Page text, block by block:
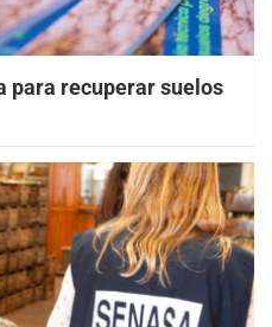
para recuperar suelos